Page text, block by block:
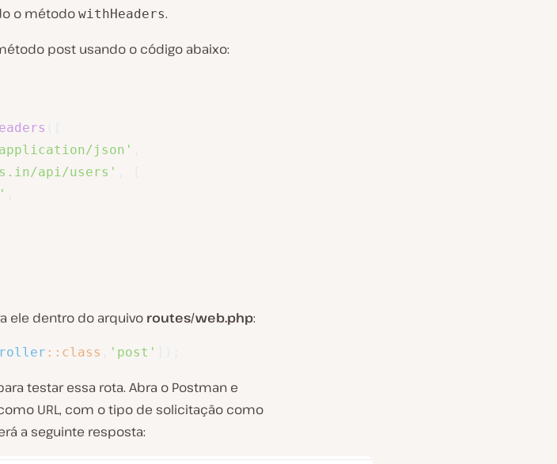
o método withHeaders.
post usando o código abaixo:
json'
api/users'
ele dentro do arquivo routes/web.php:
:: class 'post'
testar essa rota. Abra o Postman e
URL, com o tipo de solicitação como
a seguinte resposta: